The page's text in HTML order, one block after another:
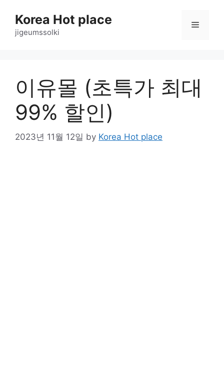
content
Korea Hot place
jigeumssolki
Menu
이유몰 (초특가 최대
99% 할인)
2023년 11월 12일 by Korea Hot place